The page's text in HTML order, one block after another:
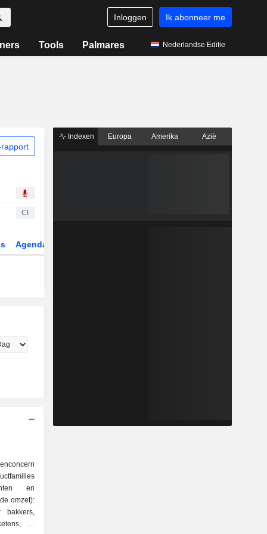
Inloggen Ik abonneer me
Tools Palmares Nederlandse Editie
CI
Agenda
omzet):
bakkers,
en
Indexen Europa Amerika Azië